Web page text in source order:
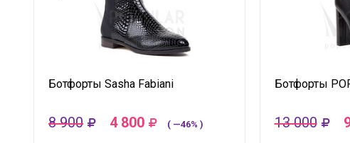
Ботфорты Sasha Fabiani
8 900 4 800 ( —46% )
Ботфорты
13 000